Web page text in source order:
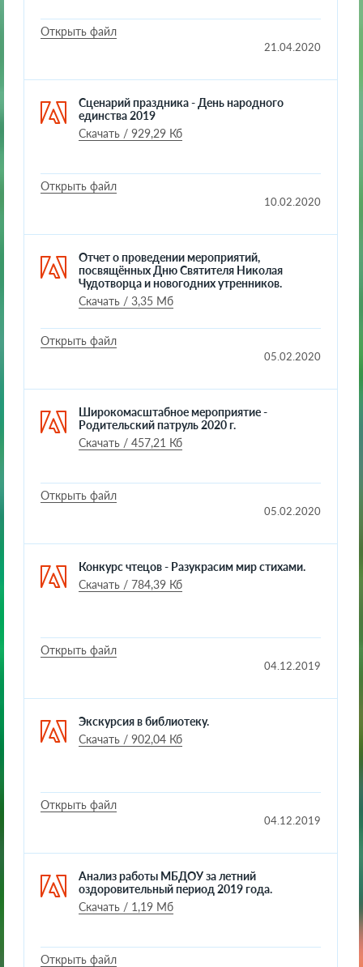
Открыть файл
21.04.2020
Сценарий праздника - День народного
единства 2019
Скачать / 929,29 Кб
Открыть файл
10.02.2020
Отчет о проведении мероприятий,
посвящённых Дню Святителя Николая
Чудотворца и новогодних утренников.
Скачать / 3,35 Мб
Открыть файл
05.02.2020
Широкомасштабное мероприятие -
Родительский патруль 2020 г.
Скачать / 457,21 Кб
Открыть файл
05.02.2020
Конкурс чтецов - Разукрасим мир стихами.
Скачать / 784,39 Кб
Открыть файл
04.12.2019
Экскурсия в библиотеку.
Скачать / 902,04 Кб
Открыть файл
04.12.2019
Анализ работы МБДОУ за летний
оздоровительный период 2019 года.
Скачать / 1,19 Мб
Открыть файл